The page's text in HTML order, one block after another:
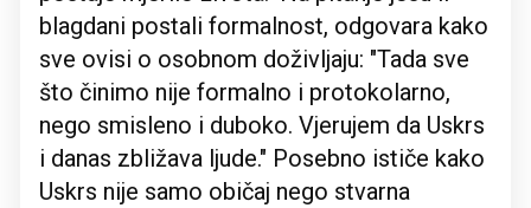
blagdani postali formalnost, odgovara kako
sve ovisi o osobnom doživljaju: "Tada sve
što činimo nije formalno i protokolarno,
nego smisleno i duboko. Vjerujem da Uskrs
i danas zbližava ljude." Posebno ističe kako
Uskrs nije samo običaj nego stvarna